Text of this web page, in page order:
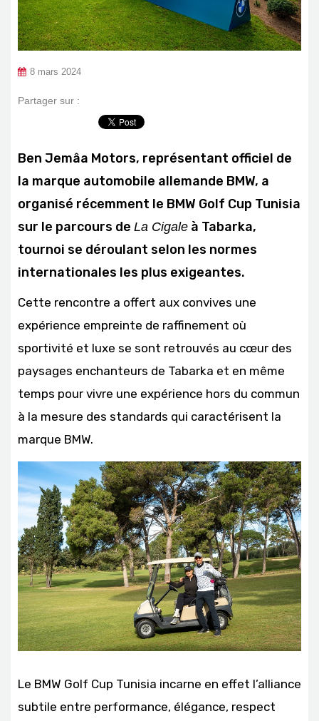
8 mars 2024
Partager sur :
Ben Jemâa Motors, représentant officiel de
la marque automobile allemande BMW, a
organisé récemment le BMW Golf Cup Tunisia
sur le parcours de La Cigale à Tabarka,
tournoi se déroulant selon les normes
internationales les plus exigeantes.
Cette rencontre a offert aux convives une
expérience empreinte de raffinement où
sportivité et luxe se sont retrouvés au cœur des
paysages enchanteurs de Tabarka et en même
temps pour vivre une expérience hors du commun
à la mesure des standards qui caractérisent la
marque BMW.
Le BMW Golf Cup Tunisia incarne en effet l’alliance
subtile entre performance, élégance, respect